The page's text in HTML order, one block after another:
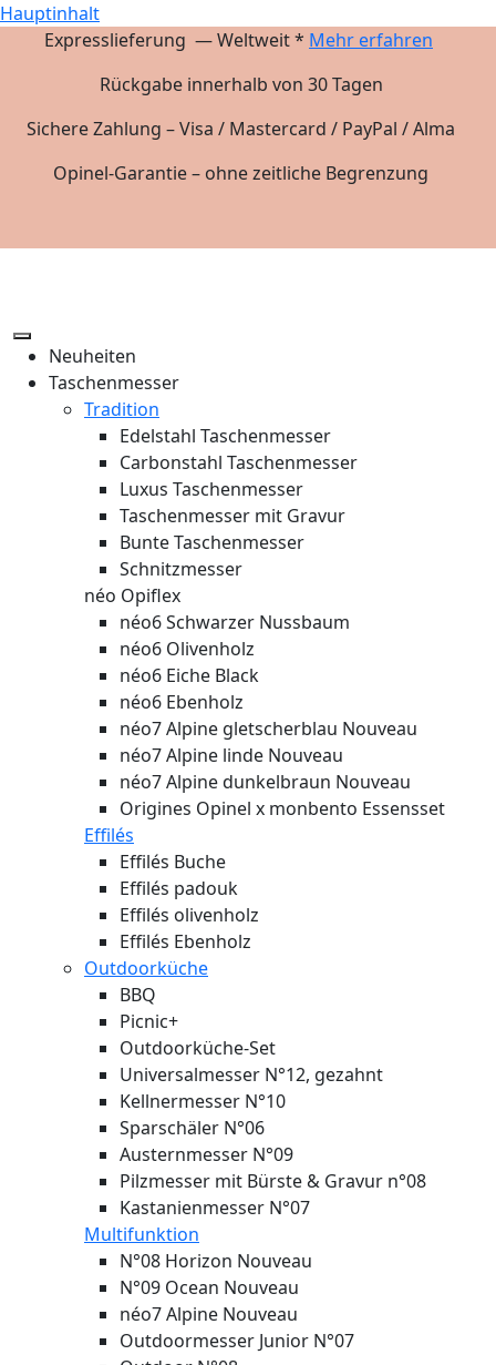
Hauptinhalt
Expresslieferung — Weltweit * Mehr erfahren
Rückgabe innerhalb von 30 Tagen
Sichere Zahlung – Visa / Mastercard / PayPal / Alma
Opinel-Garantie – ohne zeitliche Begrenzung
Neuheiten
Taschenmesser
Tradition
Edelstahl Taschenmesser
Carbonstahl Taschenmesser
Luxus Taschenmesser
Taschenmesser mit Gravur
Bunte Taschenmesser
Schnitzmesser
néo Opiflex
néo6 Schwarzer Nussbaum
néo6 Olivenholz
néo6 Eiche Black
néo6 Ebenholz
néo7 Alpine gletscherblau Nouveau
néo7 Alpine linde Nouveau
néo7 Alpine dunkelbraun Nouveau
Origines Opinel x monbento Essensset
Effilés
Effilés Buche
Effilés padouk
Effilés olivenholz
Effilés Ebenholz
Outdoorküche
BBQ
Picnic+
Outdoorküche-Set
Universalmesser N°12, gezahnt
Kellnermesser N°10
Sparschäler N°06
Austernmesser N°09
Pilzmesser mit Bürste & Gravur n°08
Kastanienmesser N°07
Multifunktion
N°08 Horizon Nouveau
N°09 Ocean Nouveau
néo7 Alpine Nouveau
Outdoormesser Junior N°07